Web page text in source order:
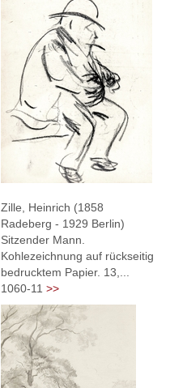
Zille, Heinrich (1858
Radeberg - 1929 Berlin)
Sitzender Mann.
Kohlezeichnung auf rückseitig
bedrucktem Papier. 13,...
1060-11 >>